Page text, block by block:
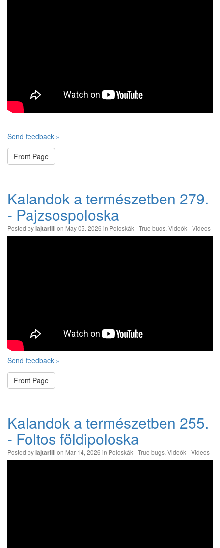
Send feedback »
Front Page
Kalandok a természetben 279.
- Pajzsospoloska
Posted bylajtarlilion May 05, 2026 in Poloskák - True bugs, Videók - Videos
Send feedback »
Front Page
Kalandok a természetben 255.
- Foltos földipoloska
Posted bylajtarlilion Mar 14, 2026 in Poloskák - True bugs, Videók - Videos